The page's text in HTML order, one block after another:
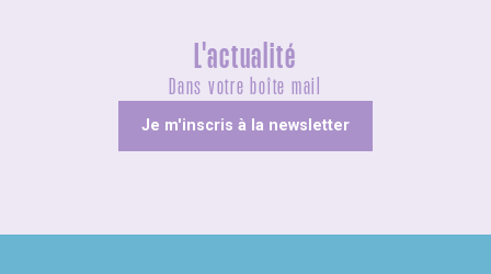
L'actualité
Dans votre boîte mail
Je m'inscris à la newsletter